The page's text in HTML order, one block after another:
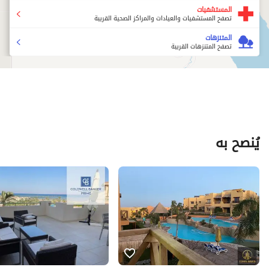
المستشفيات
تصفح المستشفيات والعيادات والمراكز الصحية القريبة
المتنزهات
تصفح المتنزهات القريبة
يُنصح به